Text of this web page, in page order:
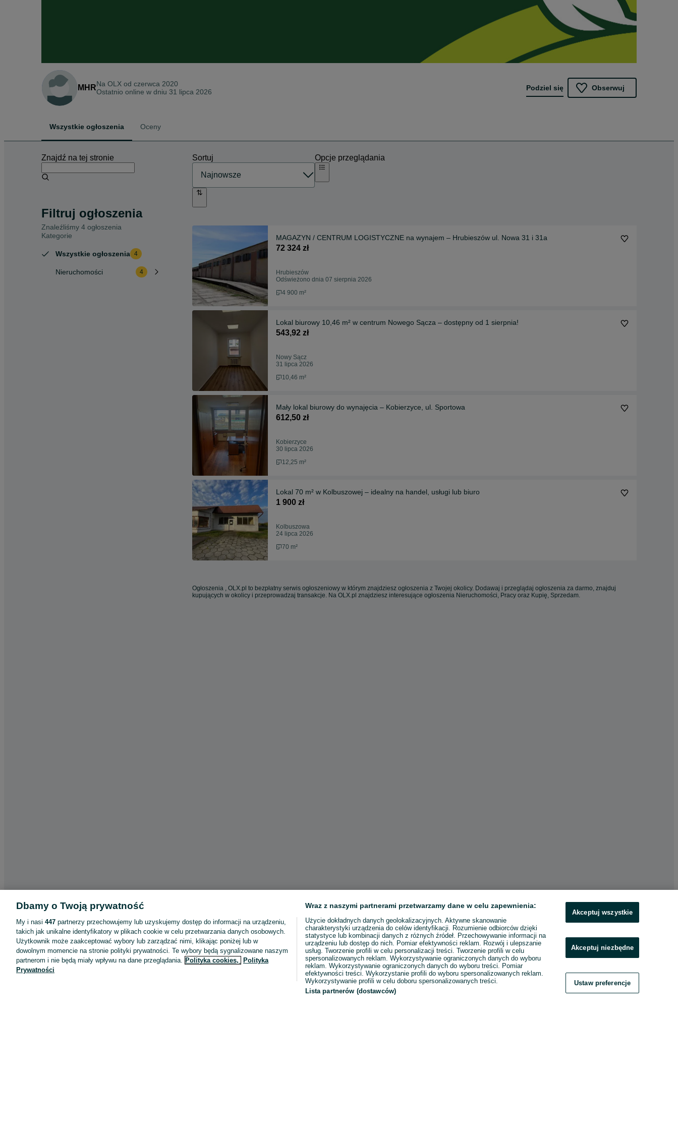
MHRNa OLX od czerwca 2020
Ostatnio online w dniu 31 lipca 2026
Obserwuj
Podziel się
Wszystkie ogłoszenia Oceny
Znajdź na tej stronie
Filtruj ogłoszenia
Znaleźliśmy 4 ogłoszenia
Kategorie
Wszystkie ogłoszenia 4
Nieruchomości 4
Sortuj Opcje przeglądania
MAGAZYN / CENTRUM LOGISTYCZNE na wynajem – Hrubieszów ul. Nowa 31 i 31a
72 324 zł
Hrubieszów
Odświeżono dnia 07 sierpnia 2026
4 900 m²
Lokal biurowy 10,46 m² w centrum Nowego Sącza – dostępny od 1 sierpnia!
543,92 zł
Nowy Sącz
31 lipca 2026
10,46 m²
Mały lokal biurowy do wynajęcia – Kobierzyce, ul. Sportowa
612,50 zł
Kobierzyce
30 lipca 2026
12,25 m²
Lokal 70 m² w Kolbuszowej – idealny na handel, usługi lub biuro
1 900 zł
Kolbuszowa
24 lipca 2026
70 m²
Ogłoszenia , OLX.pl to bezpłatny serwis ogłoszeniowy w którym znajdziesz ogłoszenia z Twojej okolicy. Dodawaj i przeglądaj ogłoszenia za darmo, znajduj
kupujących w okolicy i przeprowadzaj transakcje. Na OLX.pl znajdziesz interesujące ogłoszenia Nieruchomości, Pracy oraz Kupię, Sprzedam.
Aplikacje mobilne OLX.pl
Dbamy o Twoją prywatność
My i nasi 447 partnerzy przechowujemy lub uzyskujemy dostęp do informacji na urządzeniu,
takich jak unikalne identyfikatory w plikach cookie w celu przetwarzania danych osobowych.
Użytkownik może zaakceptować wybory lub zarządzać nimi, klikając poniżej lub w
dowolnym momencie na stronie polityki prywatności. Te wybory będą sygnalizowane naszym
partnerom i nie będą miały wpływu na dane przeglądania. Polityka cookies,
Polityka
Prywatności
Wraz z naszymi partnerami przetwarzamy dane w celu zapewnienia:
Użycie dokładnych danych geolokalizacyjnych. Aktywne skanowanie
charakterystyki urządzenia do celów identyfikacji. Rozumienie odbiorców dzięki
statystyce lub kombinacji danych z różnych źródeł. Przechowywanie informacji na
urządzeniu lub dostęp do nich. Pomiar efektywności reklam. Rozwój i ulepszanie
usług. Tworzenie profili w celu personalizacji treści. Tworzenie profili w celu
spersonalizowanych reklam. Wykorzystywanie ograniczonych danych do wyboru
reklam. Wykorzystywanie ograniczonych danych do wyboru treści. Pomiar
efektywności treści. Wykorzystanie profili do wyboru spersonalizowanych reklam.
Wykorzystywanie profili w celu doboru spersonalizowanych treści.
Lista partnerów (dostawców)
Akceptuj wszystkie
Akceptuj niezbędne
Ustaw preferencje